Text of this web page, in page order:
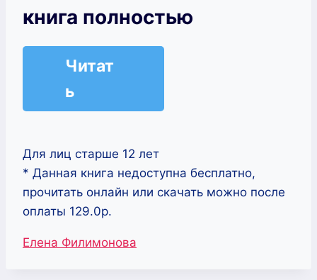
книга полностью
Читат
ь
Для лиц старше 12 лет
* Данная книга недоступна бесплатно,
прочитать онлайн или скачать можно после
оплаты 129.0р.
Метки
Елена Филимонова